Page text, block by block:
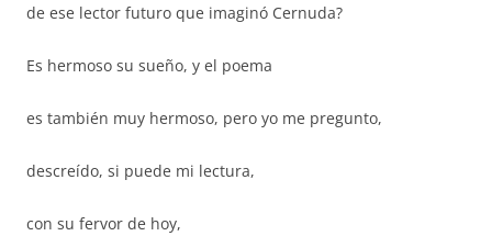
de ese lector futuro que imaginó Cernuda?
Es hermoso su sueño, y el poema
es también muy hermoso, pero yo me pregunto,
descreído, si puede mi lectura,
con su fervor de hoy,